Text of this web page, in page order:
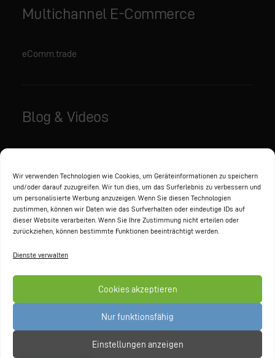
Wir verwenden Technologien wie Cookies, um Geräteinformationen zu speichern
und/oder darauf zuzugreifen. Wir tun dies, um das Surferlebnis zu verbessern und
um personalisierte Werbung anzuzeigen. Wenn Sie diesen Technologien
zustimmen, können wir Daten wie das Surfverhalten oder eindeutige IDs auf
dieser Website verarbeiten. Wenn Sie Ihre Zustimmung nicht erteilen oder
zurückziehen, können bestimmte Funktionen beeinträchtigt werden.
Dienste verwalten
Cookies akzeptieren
Nur funktionsfähig
Einstellungen anzeigen
Multichannel E-Commerce
eComm.trade
Blog & Videos
Videos
Partner
© 2026 GAXWEB GmbH